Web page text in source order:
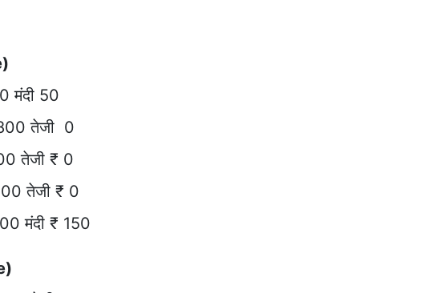
मंदी 50
तेजी 0
तेजी ₹ 0
तेजी ₹ 0
मंदी ₹ 150